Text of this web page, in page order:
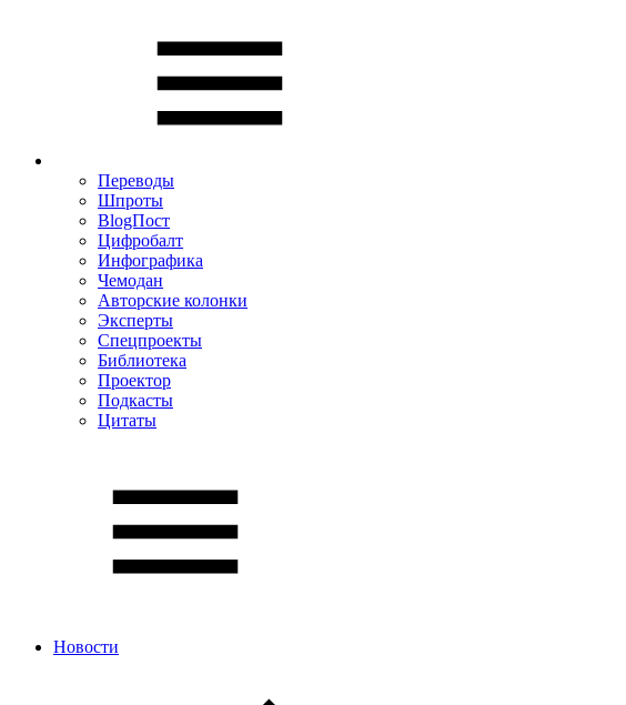
Переводы
Шпроты
BlogПост
Цифробалт
Инфографика
Чемодан
Авторские колонки
Эксперты
Спецпроекты
Библиотека
Проектор
Подкасты
Цитаты
Новости